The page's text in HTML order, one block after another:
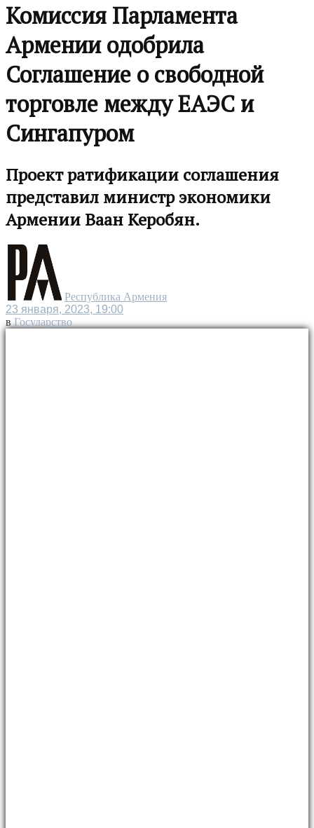
Комиссия Парламента
Армении одобрила
Соглашение о свободной
торговле между ЕАЭС и
Сингапуром
Проект ратификации соглашения
представил министр экономики
Армении Ваан Керобян.
Республика Армения
23 января, 2023, 19:00
в Государство